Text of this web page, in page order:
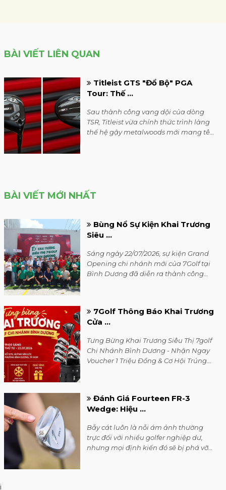
làng golf trong mùa hè 2026.
BÀI VIẾT MỚI NHẤT
Bùng Nổ Sự Kiện Khai Trương
Siêu ...
Sáng ngày 22/07/2026, sự kiện Grand
7Golf Thông Báo Khai Trương
Tưng Bừng Khai Trương Siêu Thị 7golf
Chi Nhánh Bình Dương - Nhận Ngay
Bộ Gậy Honma cùng với rất nhiều quà
tặng hấp dẫn.
Bẫy cát luôn là nỗi ám ảnh thường
trực đối với nhiều golfer nghiệp dư,
với siêu phẩm gậy kỹ thuật FR-3 từ
Fourteen Golf.
Hãy cùng HLV danh tiếng Kaito
Kanehama giải mã bí quyết này
suất của hai dòng gậy wedge
Fourteen: FR-3 và FR-5.